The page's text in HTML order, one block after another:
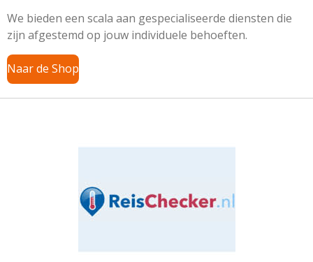
We bieden een scala aan gespecialiseerde diensten die
zijn afgestemd op jouw individuele behoeften.
Naar de Shop